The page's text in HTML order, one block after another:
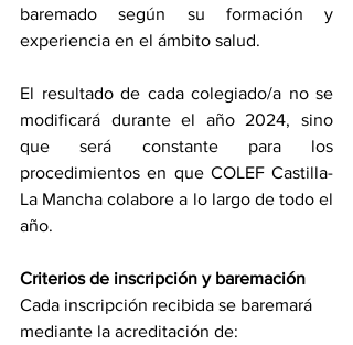
baremado según su formación y
experiencia en el ámbito salud.
El resultado de cada colegiado/a no se
modificará durante el año 2024, sino
que será constante para los
procedimientos en que COLEF Castilla-
La Mancha colabore a lo largo de todo el
año.
Criterios de inscripción y baremación
Cada inscripción recibida se baremará
mediante la acreditación de: